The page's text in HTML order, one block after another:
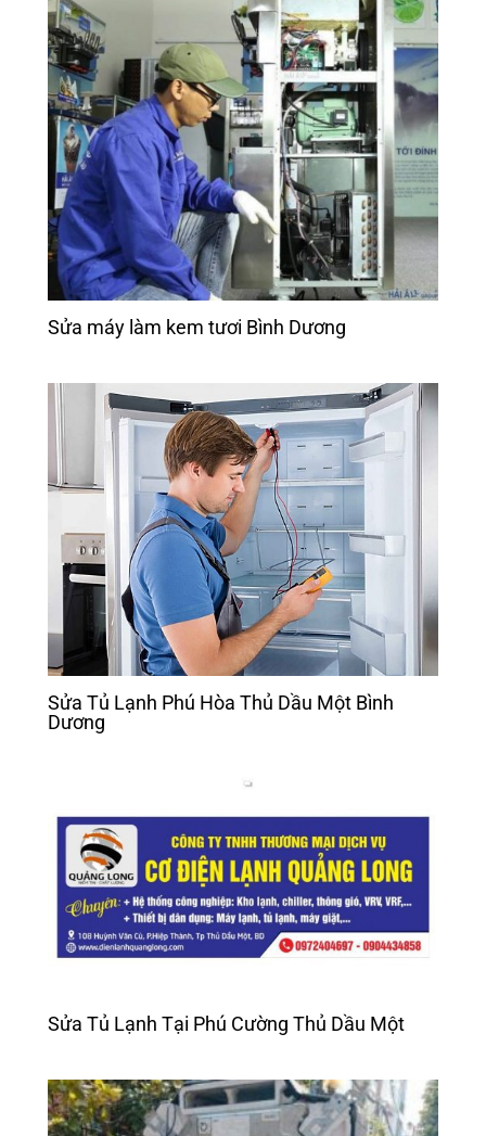
Sửa máy làm kem tươi Bình Dương
Sửa Tủ Lạnh Phú Hòa Thủ Dầu Một Bình
Dương
Sửa Tủ Lạnh Tại Phú Cường Thủ Dầu Một